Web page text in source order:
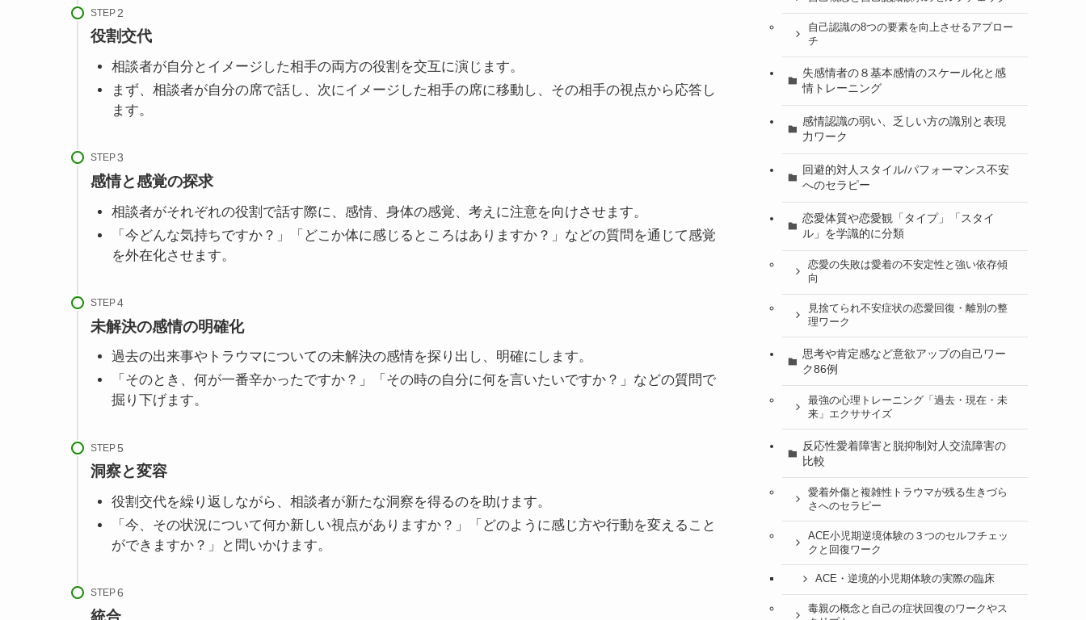
STEP
役割交代
相談者が自分とイメージした相手の両方の役割を交互に演じます。
まず、相談者が自分の席で話し、次にイメージした相手の席に移動し、その相手の視点から応答し
ます。
STEP
感情と感覚の探求
相談者がそれぞれの役割で話す際に、感情、身体の感覚、考えに注意を向けさせます。
「今どんな気持ちですか？」「どこか体に感じるところはありますか？」などの質問を通じて感覚
を外在化させます。
STEP
未解決の感情の明確化
過去の出来事やトラウマについての未解決の感情を探り出し、明確にします。
「そのとき、何が一番辛かったですか？」「その時の自分に何を言いたいですか？」などの質問で
掘り下げます。
STEP
洞察と変容
役割交代を繰り返しながら、相談者が新たな洞察を得るのを助けます。
「今、その状況について何か新しい視点がありますか？」「どのように感じ方や行動を変えること
ができますか？」と問いかけます。
STEP
統合
自己認識の8つの要素を向上させるアプロー
チ
失感情者の８基本感情のスケール化と感
情トレーニング
感情認識の弱い、乏しい方の識別と表現
力ワーク
回避的対人スタイル/パフォーマンス不安
へのセラピー
恋愛体質や恋愛観「タイプ」「スタイ
ル」を学識的に分類
恋愛の失敗は愛着の不安定性と強い依存傾
向
見捨てられ不安症状の恋愛回復・離別の整
理ワーク
思考や肯定感など意欲アップの自己ワー
ク86例
最強の心理トレーニング「過去・現在・未
来」エクササイズ
反応性愛着障害と脱抑制対人交流障害の
比較
愛着外傷と複雑性トラウマが残る生きづら
さへのセラピー
ACE小児期逆境体験の３つのセルフチェッ
クと回復ワーク
ACE・逆境的小児期体験の実際の臨床
毒親の概念と自己の症状回復のワークやス